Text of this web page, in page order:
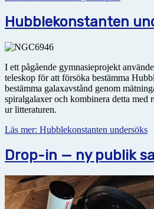
Hubblekonstanten
I ett pågående gymnasieprojekt
teleskop för att försöka bestämma
bestämma galax­avstånd genom
spiralgalaxer och kombinera detta med
ur litteraturen.
Läs mer: Hubblekonstanten undersöks
Drop-in — ny publik